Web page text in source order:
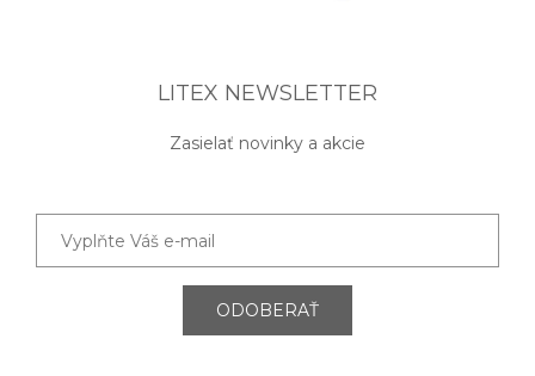
LITEX NEWSLETTER
Zasielať novinky a akcie
ODOBERAŤ